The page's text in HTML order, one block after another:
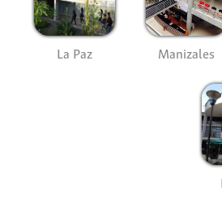
La Paz Manizales